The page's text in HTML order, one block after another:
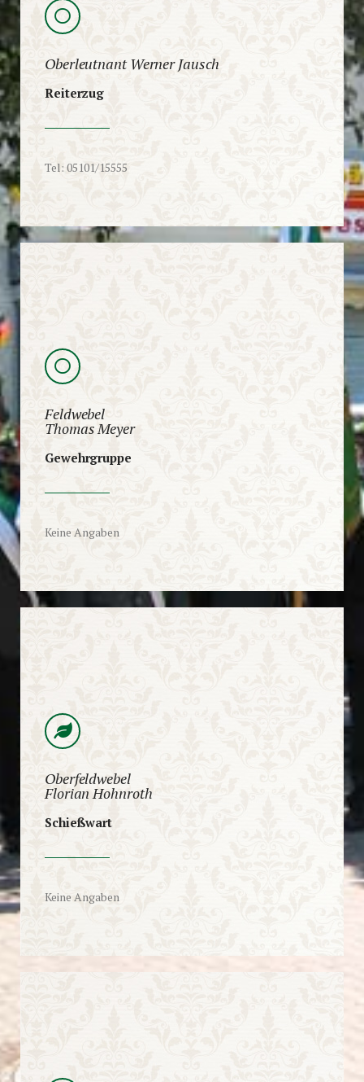
Oberleutnant Werner Jausch
Reiterzug
Tel: 05101/15555
Feldwebel
Thomas Meyer
Gewehrgruppe
Keine Angaben
Oberfeldwebel
Florian Hohnroth
Schießwart
Keine Angaben